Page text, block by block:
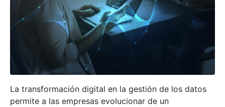
La transformación digital en la gestión de los datos
permite a las empresas evolucionar de un